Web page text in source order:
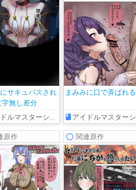
サキュバスされ
字無し差分
スターシャイニーカラーズ
まみみに口で弄ばれる
アイドルマスターシャイニーカラーズ
原作 関連原作